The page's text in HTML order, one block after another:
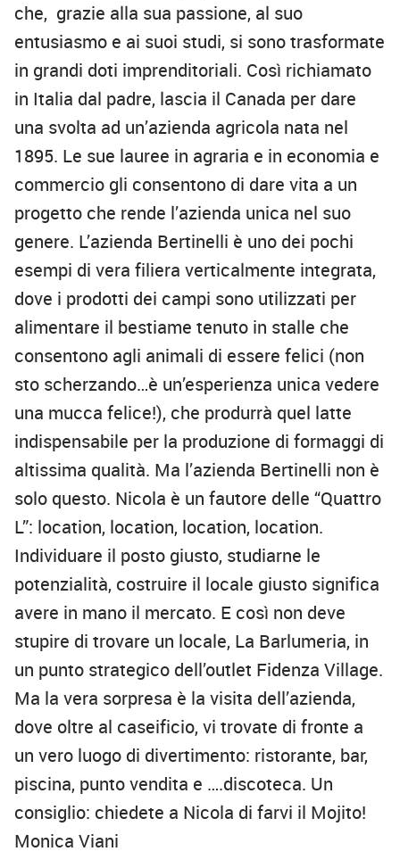
che, grazie alla sua passione, al suo
entusiasmo e ai suoi studi, si sono trasformate
in grandi doti imprenditoriali. Così richiamato
in Italia dal padre, lascia il Canada per dare
una svolta ad un’azienda agricola nata nel
1895. Le sue lauree in agraria e in economia e
commercio gli consentono di dare vita a un
progetto che rende l’azienda unica nel suo
genere. L’azienda Bertinelli è uno dei pochi
esempi di vera filiera verticalmente integrata,
dove i prodotti dei campi sono utilizzati per
alimentare il bestiame tenuto in stalle che
consentono agli animali di essere felici (non
sto scherzando…è un’esperienza unica vedere
una mucca felice!), che produrrà quel latte
indispensabile per la produzione di formaggi di
altissima qualità. Ma l’azienda Bertinelli non è
solo questo. Nicola è un fautore delle “Quattro
L”: location, location, location, location.
Individuare il posto giusto, studiarne le
potenzialità, costruire il locale giusto significa
avere in mano il mercato. E così non deve
stupire di trovare un locale, La Barlumeria, in
un punto strategico dell’outlet Fidenza Village.
Ma la vera sorpresa è la visita dell’azienda,
dove oltre al caseificio, vi trovate di fronte a
un vero luogo di divertimento: ristorante, bar,
piscina, punto vendita e ….discoteca. Un
consiglio: chiedete a Nicola di farvi il Mojito!
Monica Viani